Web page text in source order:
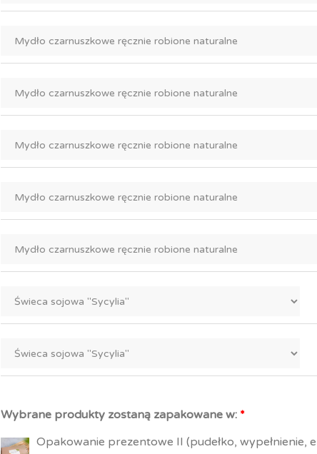
Wybrane produkty zostaną zapakowane w:
Opakowanie prezentowe II (pudełko, wypełnienie,